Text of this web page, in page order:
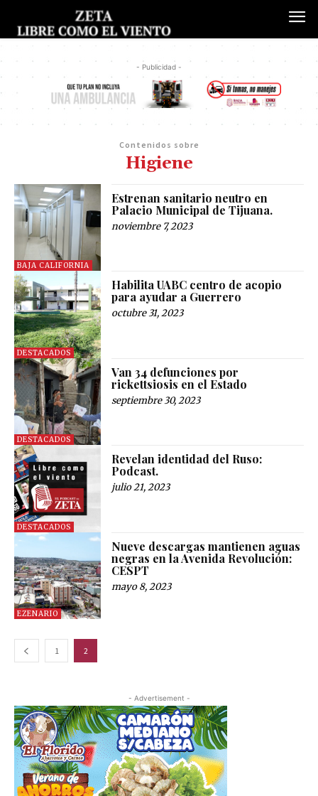
- Publicidad -
Contenidos sobre
Higiene
BAJA CALIFORNIA
Estrenan sanitario neutro en
Palacio Municipal de Tijuana.
noviembre 7, 2023
DESTACADOS
Habilita UABC centro de acopio
para ayudar a Guerrero
octubre 31, 2023
DESTACADOS
Van 34 defunciones por
rickettsiosis en el Estado
septiembre 30, 2023
DESTACADOS
Revelan identidad del Ruso:
Podcast.
julio 21, 2023
EZENARIO
Nueve descargas mantienen aguas
negras en la Avenida Revolución:
CESPT
mayo 8, 2023
1 2
- Advertisement -